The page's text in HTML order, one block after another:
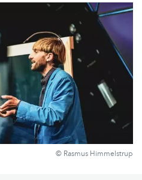
© Rasmus Himmelstrup